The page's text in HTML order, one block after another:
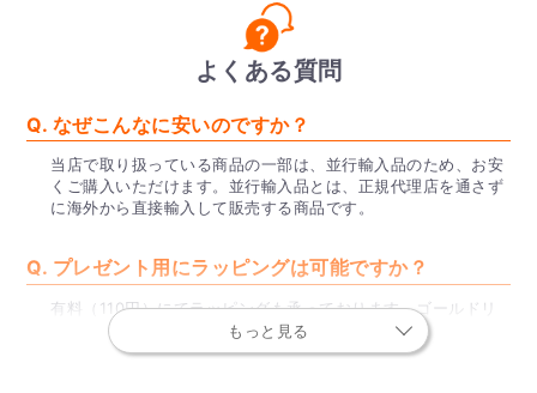
よくある質問
Q. なぜこんなに安いのですか？
当店で取り扱っている商品の一部は、並行輸入品のため、お安
くご購入いただけます。並行輸入品とは、正規代理店を通さず
に海外から直接輸入して販売する商品です。
Q. プレゼント用にラッピングは可能ですか？
有料（110円）にてラッピングも承っております。ゴールドリ
ボンが特別な贈り物にぴったりです。
商品をカートに入れる際、ギフトラッピングを「希望する」を
もっと見る